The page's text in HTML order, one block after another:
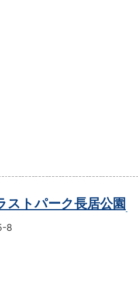
ストパーク長居公園
8